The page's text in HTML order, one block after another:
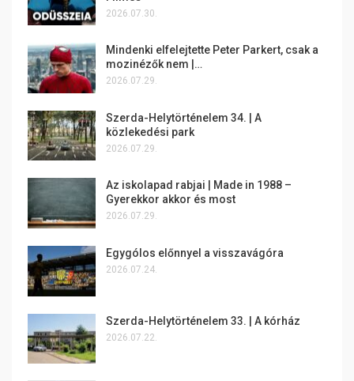
2026.07.30.
Mindenki elfelejtette Peter Parkert, csak a
mozinézők nem |…
2026.07.29.
Szerda-Helytörténelem 34. | A
közlekedési park
2026.07.29.
Az iskolapad rabjai | Made in 1988 –
Gyerekkor akkor és most
2026.07.29.
Egygólos előnnyel a visszavágóra
2026.07.24.
Szerda-Helytörténelem 33. | A kórház
2026.07.22.